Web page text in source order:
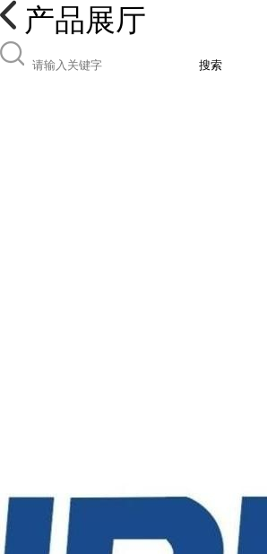
产品展厅
搜索